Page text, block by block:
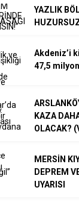
YAZLIK
Akdeniz’i
47,5
KAZA
OLACAK?
MERSİN
DEPREM
UYARISI